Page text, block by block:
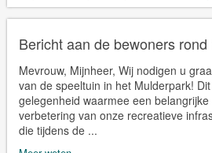
Bericht aan de bewoners
Mevrouw, Mijnheer, Wij nodigen u
van de speeltuin in het Mulderpark!
gelegenheid waarmee een
verbetering van onze recreatieve
die tijdens de ...